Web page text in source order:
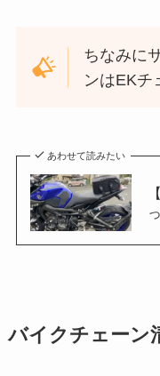
ちなみに
ンはEKチ
あわせて読みたい
バイクチェーン